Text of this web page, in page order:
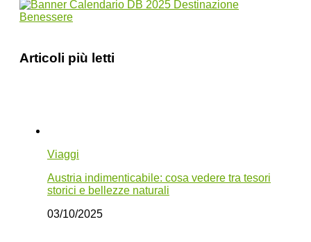
Articoli più letti
Viaggi
Austria indimenticabile: cosa vedere tra tesori
storici e bellezze naturali
03/10/2025